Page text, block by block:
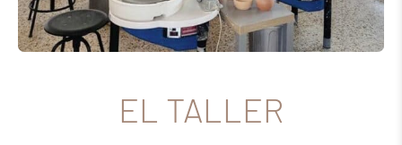
EL TALLER